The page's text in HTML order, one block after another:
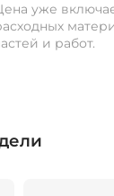
уже
и работ.